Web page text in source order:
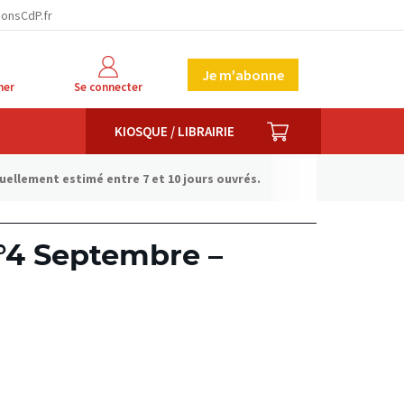
Se connecter
Je m'abonne
KIOSQUE / LIBRAIRIE PANIER
estimé entre 7 et 10 jours ouvrés.
Septembre –